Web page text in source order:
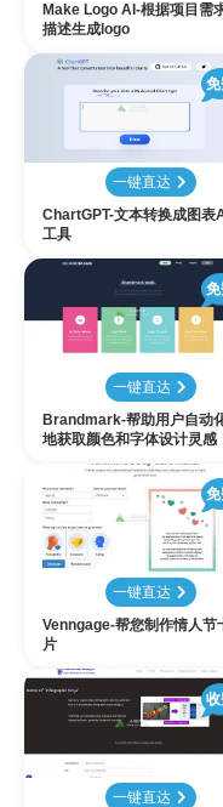
Make Logo AI-根据项目需
描述生成logo
免
一键直达
ChartGPT-文本转换成图表
工具
免
一键直达
Brandmark-帮助用户自动
地获取颜色和字体设计灵感
免
一键直达
Venngage-帮您制作情人节
片
收
一键直达